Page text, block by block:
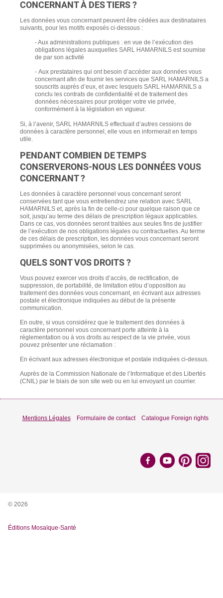
CONCERNANT À DES TIERS ?
Les données vous concernant peuvent être cédées aux destinataires
suivants, pour les motifs exposés ci-dessous :
-Aux administrations publiques : en vue de l’exécution des
obligations légales auxquelles SARL HAMARNILS est soumise
de par son activité
- Aux prestataires qui ont besoin d’accéder aux données vous
concernant afin de fournir les services que SARL HAMARNILS a
souscrits auprès d’eux, et avec lesquels SARL HAMARNILS a
conclu les contrats de confidentialité et de traitement des
données nécessaires pour protéger votre vie privée,
conformément à la législation en vigueur.
Si, à l’avenir, SARL HAMARNILS effectuait d’autres cessions de
données à caractère personnel, elle vous en informerait en temps
utile.
PENDANT COMBIEN DE TEMPS
CONSERVERONS-NOUS LES DONNÉES VOUS
CONCERNANT ?
Les données à caractère personnel vous concernant seront
conservées tant que vous entretiendrez une relation avec SARL
HAMARNILS et, après la fin de celle-ci pour quelque raison que ce
soit, jusqu’au terme des délais de prescription légaux applicables.
Dans ce cas, vos données seront traitées aux seules fins de justifier
de l’exécution de nos obligations légales ou contractuelles. Au terme
de ces délais de prescription, les données vous concernant seront
supprimées ou anonymisées, selon le cas.
QUELS SONT VOS DROITS ?
Vous pouvez exercer vos droits d’accès, de rectification, de
suppression, de portabilité, de limitation et/ou d’opposition au
traitement des données vous concernant, en écrivant aux adresses
postale et électronique indiquées au début de la présente
communication.
En outre, si vous considérez que le traitement des données à
caractère personnel vous concernant porte atteinte à la
réglementation ou à vos droits au respect de la vie privée, vous
pouvez présenter une réclamation :
En écrivant aux adresses électronique et postale indiquées ci-dessus.
Auprès de la Commission Nationale de l’Informatique et des Libertés
(CNIL) par le biais de son site web ou en lui envoyant un courrier.
Mentions Légales Formulaire de contact Catalogue Foreign rights
© 2026
Éditions Mosaïque-Santé